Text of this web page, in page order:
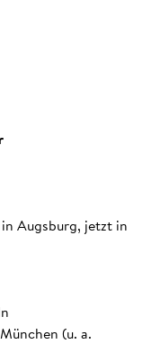
Augsburg, jetzt in
(u. a.